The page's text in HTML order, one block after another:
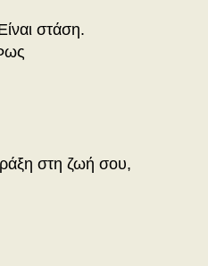
στάση.
στη ζωή σου,